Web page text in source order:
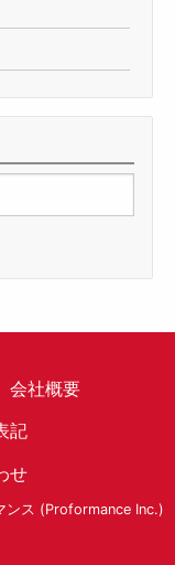
会社概要
記
せ
ンス (Proformance Inc.)